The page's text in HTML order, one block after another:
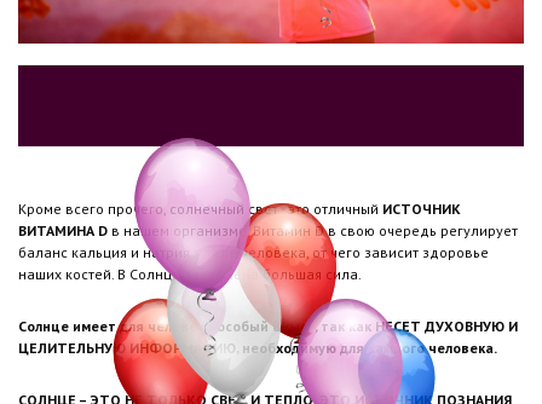
Кроме всего прочего, солнечный свет - это отличный ИСТОЧНИК
ВИТАМИНА D в нашем организме. Витамин D в свою очередь регулирует
баланс кальция и натрия в теле человека, от чего зависит здоровье
наших костей. В Солнце заключена большая сила.
Солнце имеет для человека особый смысл, так как НЕСЕТ ДУХОВНУЮ И
ЦЕЛИТЕЛЬНУЮ ИНФОРМАЦИЮ, необходимую для каждого человека.
СОЛНЦЕ – ЭТО НЕ ТОЛЬКО СВЕТ И ТЕПЛО, ЭТО ИСТОЧНИК ПОЗНАНИЯ